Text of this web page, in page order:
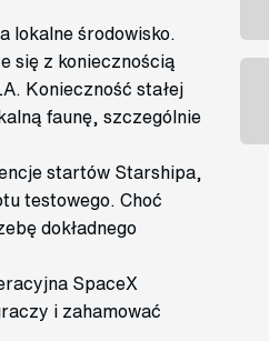
lokalne środowisko.
się z koniecznością
Konieczność stałej
faunę, szczególnie
startów Starshipa,
testowego. Choć
dokładnego
SpaceX
i zahamować